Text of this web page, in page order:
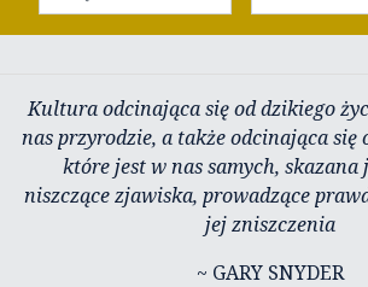
Kultura odcinająca się od dzikiego
nas przyrodzie, a także odcinająca się
które jest w nas samych, skazana
niszczące zjawiska, prowadzące
jej zniszczenia
~ GARY SNYDER